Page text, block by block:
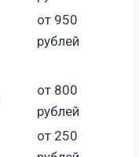
от 950
рублей
от 800
рублей
от 250